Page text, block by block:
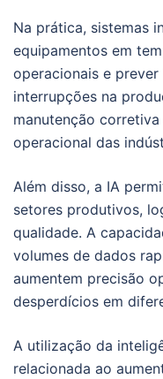
Na prática, sistemas
equipamentos em
operacionais e
interrupções na
manutenção
operacional das
Além disso, a IA
setores produtivos,
qualidade. A
volumes de dados
aumentem precisão
desperdícios em
A utilização da
relacionada ao